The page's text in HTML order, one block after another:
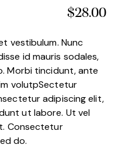
$28.00
vestibulum. Nunc
id mauris sodales,
Morbi tincidunt, ante
volutpSectetur
adipiscing elit,
ut labore. Ut vel
Consectetur
do.